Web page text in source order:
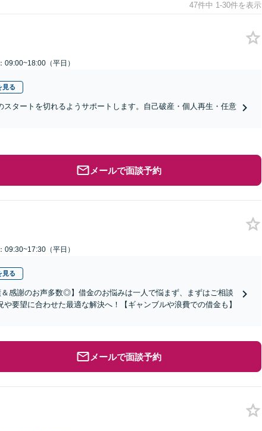
47件中 1-30件を表示
09:00~18:00（平日）
見る
タートを切れるようサポートします。自己破産・個人再生・任意
メールで面談予約
09:30~17:30（平日）
見る
感謝のお声多数◎】借金のお悩みは一人で悩まず、まずはご相談
要望に合わせた最適な解決へ！【ギャンブルや浪費での借金も】
メールで面談予約